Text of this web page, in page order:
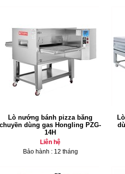
Lò nướng bánh pizza băng
chuyền dùng gas Hongling PZG-
14H
Liên hệ
Bảo hành : 12 tháng